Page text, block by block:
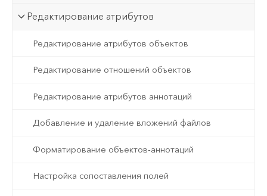
Редактирование атрибутов
Редактирование атрибутов объектов
Редактирование отношений объектов
Редактирование атрибутов аннотаций
Добавление и удаление вложений файлов
Форматирование объектов-аннотаций
Настройка сопоставления полей